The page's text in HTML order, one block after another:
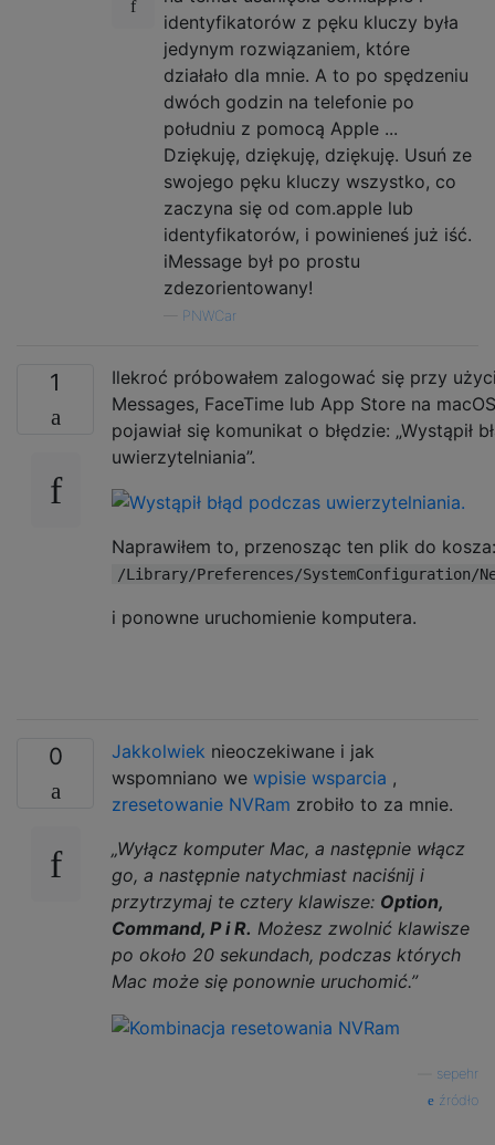
identyfikatorów z pęku kluczy była
jedynym rozwiązaniem, które
działało dla mnie. A to po spędzeniu
dwóch godzin na telefonie po
południu z pomocą Apple ...
Dziękuję, dziękuję, dziękuję. Usuń ze
swojego pęku kluczy wszystko, co
zaczyna się od com.apple lub
identyfikatorów, i powinieneś już iść.
iMessage był po prostu
zdezorientowany!
PNWCar
1
Ilekroć próbowałem zalogować się przy
Messages, FaceTime lub App Store na
pojawiał się komunikat o błędzie: „Wystąpił
uwierzytelniania”.
Naprawiłem to, przenosząc ten plik do kosza:
/Library/Preferences/SystemConfiguration/
i ponowne uruchomienie komputera.
0 Jakkolwiek nieoczekiwane i jak
wspomniano we wpisie wsparcia ,
zresetowanie NVRam zrobiło to za mnie.
„Wyłącz komputer Mac, a następnie włącz
go, a następnie natychmiast naciśnij i
przytrzymaj te cztery klawisze: Option,
Command, P i R. Możesz zwolnić klawisze
po około 20 sekundach, podczas których
Mac może się ponownie uruchomić.”
sepehr
źródło